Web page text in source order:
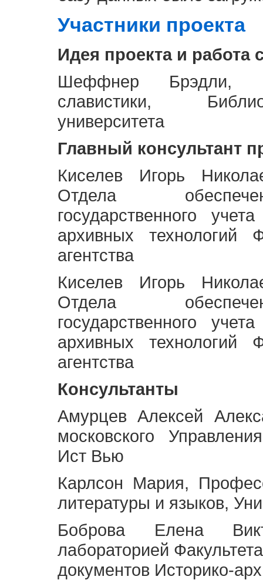
Участники проекта
Идея проекта и работа
Шеффнер Брэдли,
славистики,
университета
Главный консультант
Киселев Игорь
Отдела
государственного
архивных технологий
агентства
Киселев Игорь
Отдела
государственного
архивных технологий
агентства
Консультанты
Амурцев Алексей
московского
Ист Вью
Карлсон Мария,
литературы и языков,
Боброва Елена
лабораторией
документов Историко-